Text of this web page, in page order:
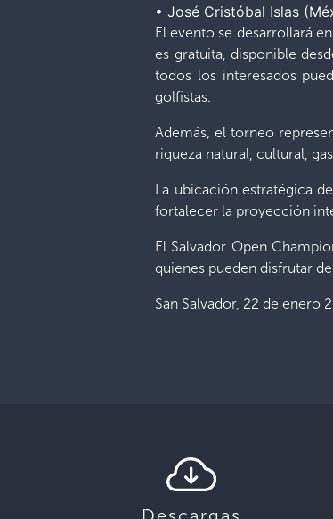
•José Cristóbal Islas
El evento se desarrollará
es gratuita, disponible
todos los interesados
golfistas.
Además, el torneo
riqueza natural, cultural,
La ubicación estratégica
fortalecer la proyección
El Salvador Open
quienes pueden disfrutar
San Salvador, 22 deenero